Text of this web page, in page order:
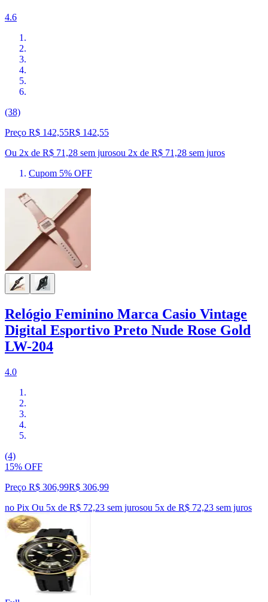
4.6
(38)
Preço R$ 142,55R$ 142,55
Ou 2x de R$ 71,28 sem jurosou 2x de R$ 71,28 sem juros
Cupom 5% OFF
Relógio Feminino Marca Casio Vintage
Digital Esportivo Preto Nude Rose Gold
LW-204
4.0
(4)
15% OFF
Preço R$ 306,99R$ 306,99
no Pix Ou 5x de R$ 72,23 sem jurosou 5x de R$ 72,23 sem juros